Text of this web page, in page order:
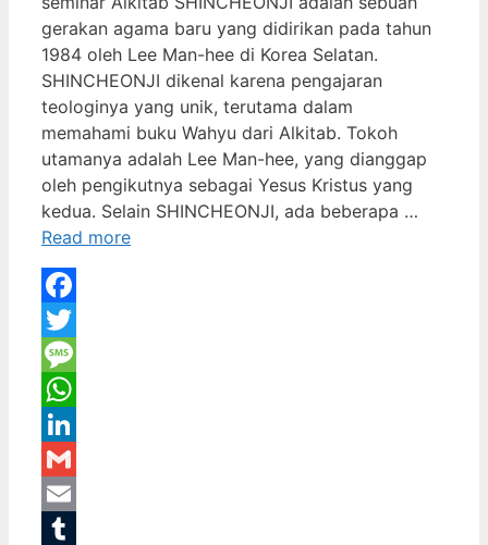
gerakan agama baru yang didirikan pada tahun
1984 oleh Lee Man-hee di Korea Selatan.
SHINCHEONJI dikenal karena pengajaran
teologinya yang unik, terutama dalam
memahami buku Wahyu dari Alkitab. Tokoh
utamanya adalah Lee Man-hee, yang dianggap
oleh pengikutnya sebagai Yesus Kristus yang
kedua. Selain SHINCHEONJI, ada beberapa …
Read more
Facebook
Twitter
Message
WhatsApp
LinkedIn
Gmail
Email